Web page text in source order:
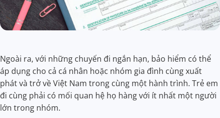
Ngoài ra, với những chuyến đi ngắn hạn, bảo hiểm có thể
áp dụng cho cả cá nhân hoặc nhóm gia đình cùng xuất
phát và trở về Việt Nam trong cùng một hành trình. Trẻ em
đi cùng phải có mối quan hệ họ hàng với ít nhất một người
lớn trong nhóm.